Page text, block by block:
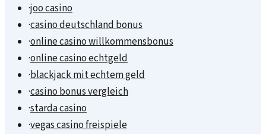
·joo casino
·casino deutschland bonus
·online casino willkommensbonus
·online casino echtgeld
·blackjack mit echtem geld
·casino bonus vergleich
·starda casino
·vegas casino freispiele